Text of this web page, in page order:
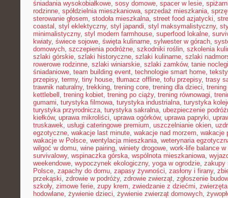
śniadania wysokobiałkowe, sosy domowe, spacer w lesie,
rodzinne, spółdzielnia mieszkaniowa, sprzedaż mieszkania,
sterowanie głosem, stodoła mieszkalna, street food azjatycki,
coastal , styl eklektyczny, styl japandi, styl maksymalistyczny,
minimalistyczny, styl modern farmhouse, superfood lokalne,
kwiaty, świece sojowe, święta kulinarne, sylwester w górach,
domowych, szczepienia podróżne, szkodniki roślin, szkolenia
szlaki górskie, szlaki historyczne, szlaki kulinarne, szlaki
rowerowe rodzinne, szlaki winiarskie, szlaki zamków, tanie noclegi
śniadaniowe, team building event, technologie smart home,
przepisy, termy, tiny house, tłumacz offline, tofu przepisy, trasy
trawnik naturalny, trekking, trening core, trening dla dzieci,
kettlebell , trening kobiet, trening po ciąży, trening równowagi,
gumami, turystyka filmowa, turystyka industrialna, turystyka
turystyka przyrodnicza, turystyka sakralna, ubezpieczenie
kiełków, uprawa mikroliści, uprawa ogórków, uprawa papryki,
truskawek, usługi cateringowe premium, uszczelnianie okien,
egzotyczne, wakacje last minute, wakacje nad morzem, wakacje
wakacje w Polsce, wentylacja mieszkania, weterynaria
wilgoć w domu, wine pairing, winiety drogowe, work-life balance w
survivalowy, wspinaczka górska, wspólnota mieszkaniowa,
weekendowe, wypoczynek ekologiczny, yoga w ogrodzie, zakupy
Polsce, zapachy do domu, zapasy żywności, zasłony i firany,
przekąski, zdrowie w podróży, zdrowie zwierząt, zgłoszenie
szkoły, zimowe ferie, zupy krem, zwiedzanie z dziećmi,
hodowlane, żywienie dzieci, żywienie zwierząt domowych,